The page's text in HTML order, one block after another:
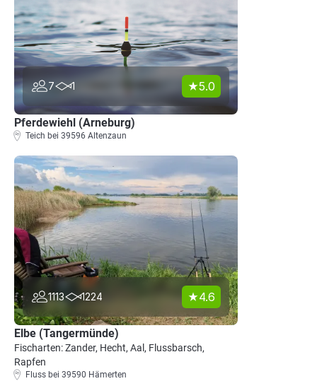
7 1 5.0
Pferdewiehl (Arneburg)
Teich bei 39596 Altenzaun
1113 1224 4.6
Elbe (Tangermünde)
Fischarten: Zander, Hecht, Aal, Flussbarsch,
Rapfen
Fluss bei 39590 Hämerten